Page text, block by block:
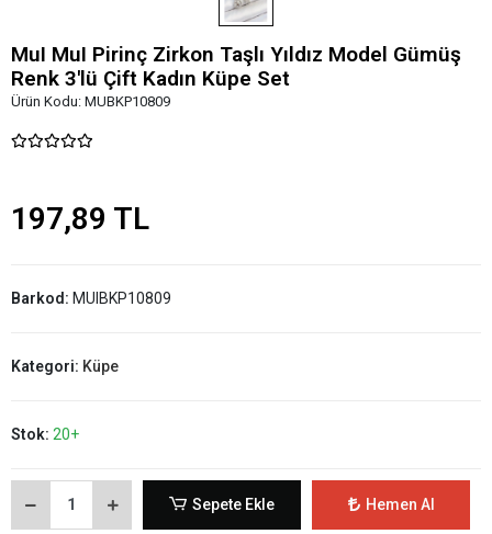
MuI MuI Pirinç Zirkon Taşlı Yıldız Model Gümüş
Renk 3'lü Çift Kadın Küpe Set
Ürün Kodu: MUBKP10809
197,89 TL
Barkod: MUIBKP10809
Kategori: Küpe
Stok: 20+
Sepete Ekle Hemen Al